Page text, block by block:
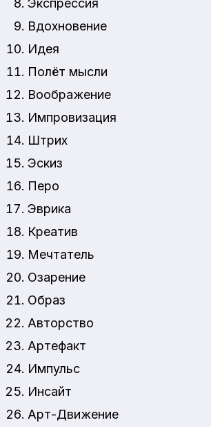
Экспрессия
Вдохновение
Идея
Полёт мысли
Воображение
Импровизация
Штрих
Эскиз
Перо
Эврика
Креатив
Мечтатель
Озарение
Образ
Авторство
Артефакт
Импульс
Инсайт
Арт-Движение